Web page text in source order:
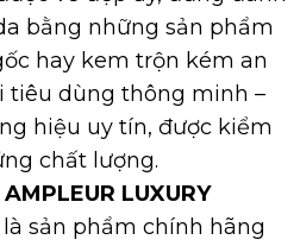
bằng những sản phẩm
hay kem trộn kém an
tiêu dùng thông minh –
hiệu uy tín, được kiểm
chất lượng.
AMPLEUR LUXURY
là sản phẩm chính hãng